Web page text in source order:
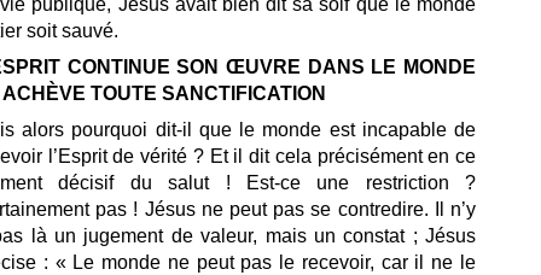
publique, Jésus avait bien dit sa soif que le monde
soit sauvé.
CONTINUE SON ŒUVRE DANS LE MONDE
ACHÈVE TOUTE SANCTIFICATION
alors pourquoi dit-il que le monde est incapable de
l’Esprit de vérité ? Et il dit cela précisément en ce
décisif du salut ! Est-ce une restriction ?
pas ! Jésus ne peut pas se contredire. Il n’y
là un jugement de valeur, mais un constat ; Jésus
: « Le monde ne peut pas le recevoir, car il ne le